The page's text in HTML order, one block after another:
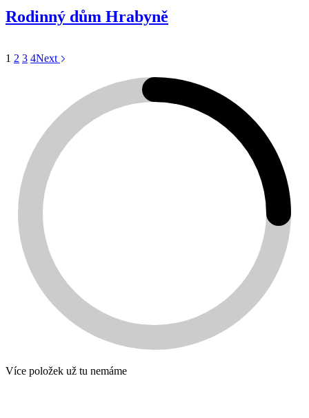
Rodinný dům Hrabyně
1 2 3 4Next
Více položek už tu nemáme